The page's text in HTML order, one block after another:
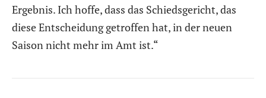
Ergebnis. Ich hoffe, dass das Schiedsgericht, das
diese Entscheidung getroffen hat, in der neuen
Saison nicht mehr im Amt ist.“